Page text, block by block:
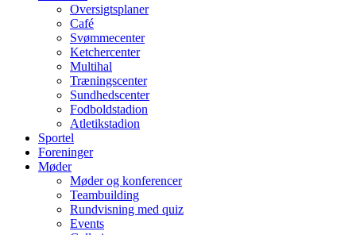
Oversigtsplaner
Café
Svømmecenter
Ketchercenter
Multihal
Træningscenter
Sundhedscenter
Fodboldstadion
Atletikstadion
Sportel
Foreninger
Møder
Møder og konferencer
Teambuilding
Rundvisning med quiz
Events